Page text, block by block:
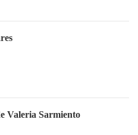
Valeria Sarmiento